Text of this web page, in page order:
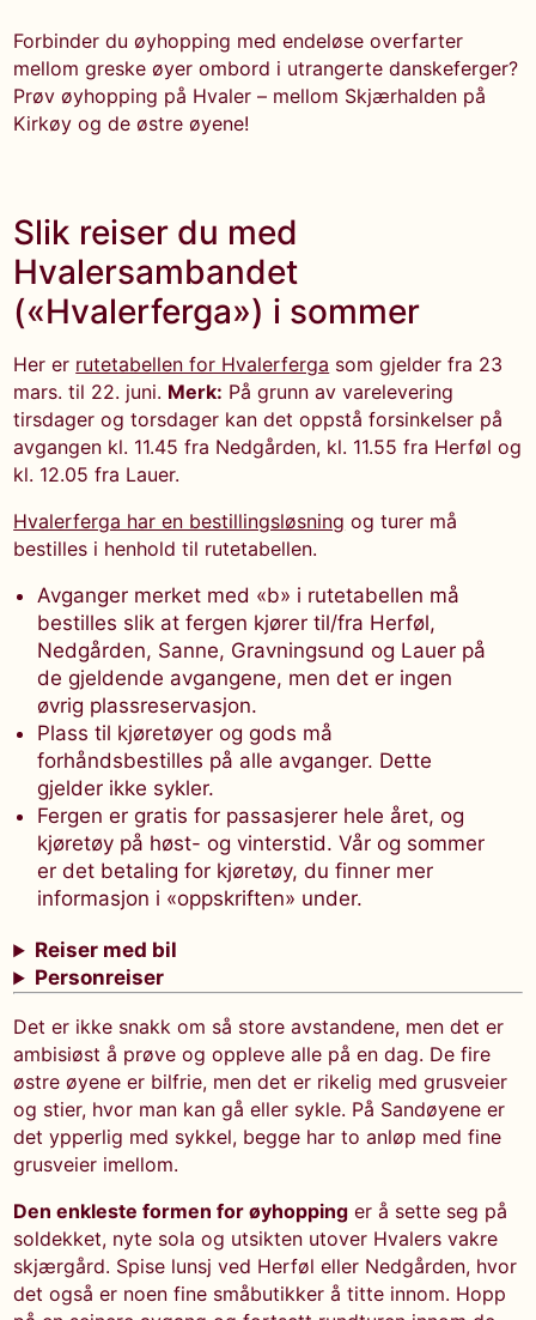
Forbinder du øyhopping med endeløse overfarter
mellom greske øyer ombord i utrangerte danskeferger?
Prøv øyhopping på Hvaler – mellom Skjærhalden på
Kirkøy og de østre øyene!
Slik reiser du med
Hvalersambandet
(«Hvalerferga») i sommer
Her er rutetabellen for Hvalerferga som gjelder fra 23
mars. til 22. juni. Merk: På grunn av varelevering
tirsdager og torsdager kan det oppstå forsinkelser på
avgangen kl. 11.45 fra Nedgården, kl. 11.55 fra Herføl og
kl. 12.05 fra Lauer.
Hvalerferga har en bestillingsløsning og turer må
bestilles i henhold til rutetabellen.
Avganger merket med «b» i rutetabellen må
bestilles slik at fergen kjører til/fra Herføl,
Nedgården, Sanne, Gravningsund og Lauer på
de gjeldende avgangene, men det er ingen
øvrig plassreservasjon.
Plass til kjøretøyer og gods må
forhåndsbestilles på alle avganger. Dette
gjelder ikke sykler.
Fergen er gratis for passasjerer hele året, og
kjøretøy på høst- og vinterstid. Vår og sommer
er det betaling for kjøretøy, du finner mer
informasjon i «oppskriften» under.
Reiser med bil
Personreiser
Det er ikke snakk om så store avstandene, men det er
ambisiøst å prøve og oppleve alle på en dag. De fire
østre øyene er bilfrie, men det er rikelig med grusveier
og stier, hvor man kan gå eller sykle. På Sandøyene er
det ypperlig med sykkel, begge har to anløp med fine
grusveier imellom.
Den enkleste formen for øyhopping er å sette seg på
soldekket, nyte sola og utsikten utover Hvalers vakre
skjærgård. Spise lunsj ved Herføl eller Nedgården, hvor
det også er noen fine småbutikker å titte innom. Hopp